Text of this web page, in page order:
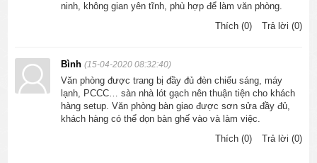
ninh, không gian yên tĩnh, phù hợp để làm văn phòng.
Thích (0)
Trả lời (0)
Bình(15-04-2020 08:32:40)
Văn phòng được trang bị đầy đủ đèn chiếu sáng, máy
lạnh, PCCC… sàn nhà lót gạch nên thuận tiện cho khách
hàng setup. Văn phòng bàn giao được sơn sửa đầy đủ,
khách hàng có thể dọn bàn ghế vào và làm việc.
Thích (0)
Trả lời (0)